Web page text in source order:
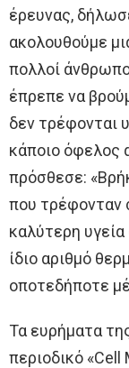
έρευνας,
ακολουθούμε
πολλοί
έπρεπε να
δεν τρέφονται
κάποιο όφελος
πρόσθεσε:
που τρέφονταν
καλύτερη
ίδιο αριθμό
οποτεδήποτε
Τα ευρήματα
περιοδικό